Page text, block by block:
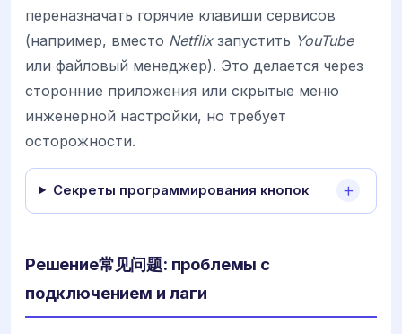
переназначать горячие клавиши сервисов
(например, вместо Netflixзапустить YouTube
или файловый менеджер). Это делается через
сторонние приложения или скрытые меню
инженерной настройки, но требует
осторожности.
Секреты программирования кнопок
Решение常见问题: проблемы с
подключением и лаги